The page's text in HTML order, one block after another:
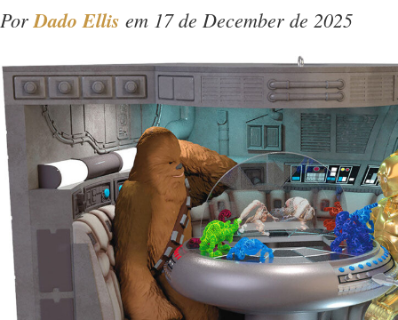
PorDado Ellis em 17 de December de 2025